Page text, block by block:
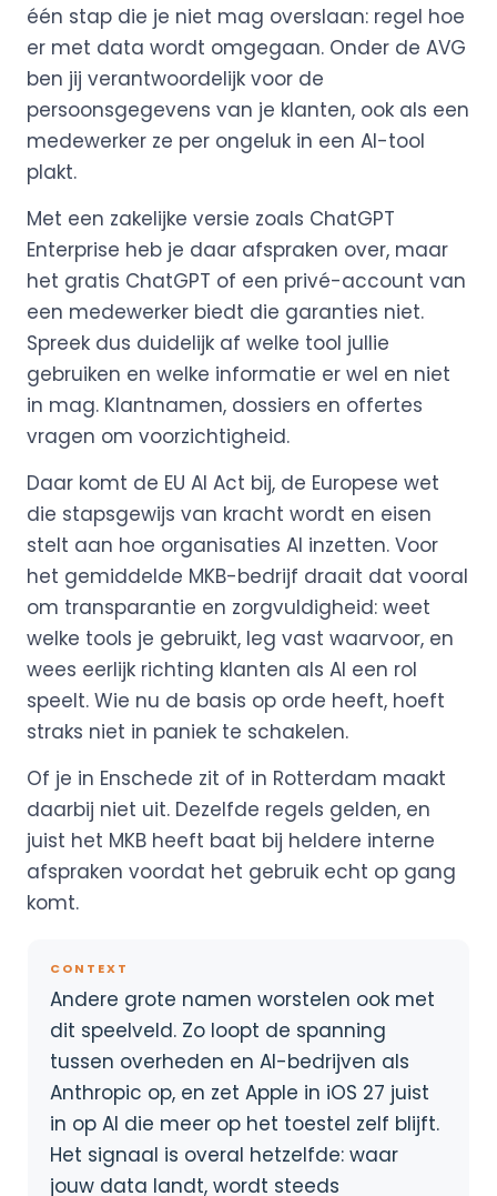
één stap die je niet mag overslaan: regel hoe
er met data wordt omgegaan. Onder de AVG
ben jij verantwoordelijk voor de
persoonsgegevens van je klanten, ook als een
medewerker ze per ongeluk in een AI-tool
plakt.
Met een zakelijke versie zoals ChatGPT
Enterprise heb je daar afspraken over, maar
het gratis ChatGPT of een privé-account van
een medewerker biedt die garanties niet.
Spreek dus duidelijk af welke tool jullie
gebruiken en welke informatie er wel en niet
in mag. Klantnamen, dossiers en offertes
vragen om voorzichtigheid.
Daar komt de EU AI Act bij, de Europese wet
die stapsgewijs van kracht wordt en eisen
stelt aan hoe organisaties AI inzetten. Voor
het gemiddelde MKB-bedrijf draait dat vooral
om transparantie en zorgvuldigheid: weet
welke tools je gebruikt, leg vast waarvoor, en
wees eerlijk richting klanten als AI een rol
speelt. Wie nu de basis op orde heeft, hoeft
straks niet in paniek te schakelen.
Of je in Enschede zit of in Rotterdam maakt
daarbij niet uit. Dezelfde regels gelden, en
juist het MKB heeft baat bij heldere interne
afspraken voordat het gebruik echt op gang
komt.
CONTEXT
Andere grote namen worstelen ook met
dit speelveld. Zo loopt de spanning
tussen overheden en AI-bedrijven als
Anthropic op, en zet Apple in iOS 27 juist
in op AI die meer op het toestel zelf blijft.
Het signaal is overal hetzelfde: waar
jouw data landt, wordt steeds